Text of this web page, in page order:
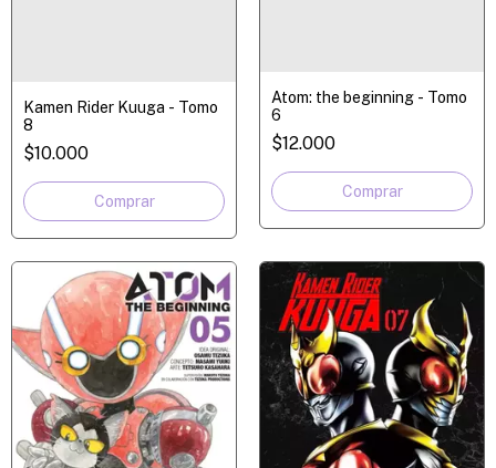
Kamen Rider Kuuga - Tomo
8
$10.000
Atom: the beginning - Tomo
6
$12.000